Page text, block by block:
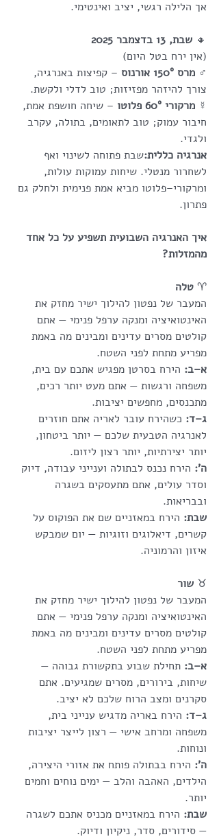
אך הלילה רגשי, יציב ואינטימי.
🔸 שבת, 13 בדצמבר 2025
(אין ירח בטל היום)
♂ מרס 150° אורנוס
– קפיצות באנרגיה,
צורך להיזהר מפזיזות; טוב לדלי ולקשת.
☿ מרקורי 60° פלוטו
– שיחה חושפת אמת,
חיבור עמוק; טוב לתאומים, בתולה, עקרב
ולגדי.
אנרגיה כללית:שבת פתוחה לשינוי ואף
לשחרור מנטלי. שיחות עמוקות עולות,
ומרקורי–פלוטו מביא אמת פנימית ולחלק גם
פתרון.
איך האנרגיה השבועית תשפיע על כל אחד
מהמזלות?
♈ טלה
המעבר של נפטון להילוך ישיר מחזק את
האינטואיציה ומנקה ערפל פנימי — אתם
קולטים מסרים עדינים ומבינים מה באמת
מפריע מתחת לפני השטח.
א–ב: הירח בסרטן מפגיש אתכם עם בית,
משפחה ורגשות — אתם מעט יותר רכים,
מתכנסים, מחפשים יציבות.
ג–ד: כשהירח עובר לאריה אתם חוזרים
לאנרגיה הטבעית שלכם — יותר ביטחון,
יותר יצירתיות, יותר רצון ליזום.
ה’: הירח נכנס לבתולה וענייני עבודה, דיוק
וסדר עולים, אתם מתעסקים בשגרה
ובבריאות.
שבת: הירח במאזניים שם את הפוקוס על
קשרים, דיאלוגים וזוגיות — יום שמבקש
איזון והרמוניה.
♉ שור
המעבר של נפטון להילוך ישיר מחזק את
האינטואיציה ומנקה ערפל פנימי — אתם
קולטים מסרים עדינים ומבינים מה באמת
מפריע מתחת לפני השטח.
א–ב: תחילת שבוע בתקשורת גבוהה —
שיחות, בירורים, מסרים שמגיעים. אתם
סקרנים ומצב הרוח שלכם לא יציב.
ג–ד: הירח באריה מדגיש ענייני בית,
משפחה ומרחב אישי — רצון לייצר יציבות
ונוחות.
ה’: הירח בבתולה פותח את אזורי היצירה,
הילדים, האהבה והלב — ימים נוחים וחמים
יותר.
שבת: הירח במאזניים מכניס אתכם לשגרה
— סידורים, סדר, ניקיון ודיוק.